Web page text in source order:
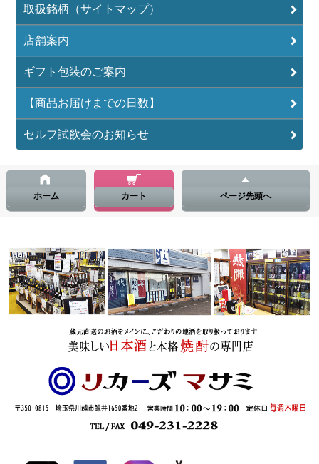
取扱銘柄（サイトマップ）
店舗案内
ギフト包装のご案内
【商品お届けまでの日数】
セルフ試飲会のお知らせ
ホーム カート ページ先頭へ